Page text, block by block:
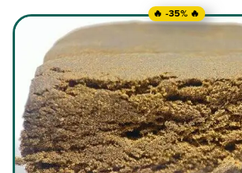
0 artikel
Je mandje is leeg.
🔥 -35% 🔥